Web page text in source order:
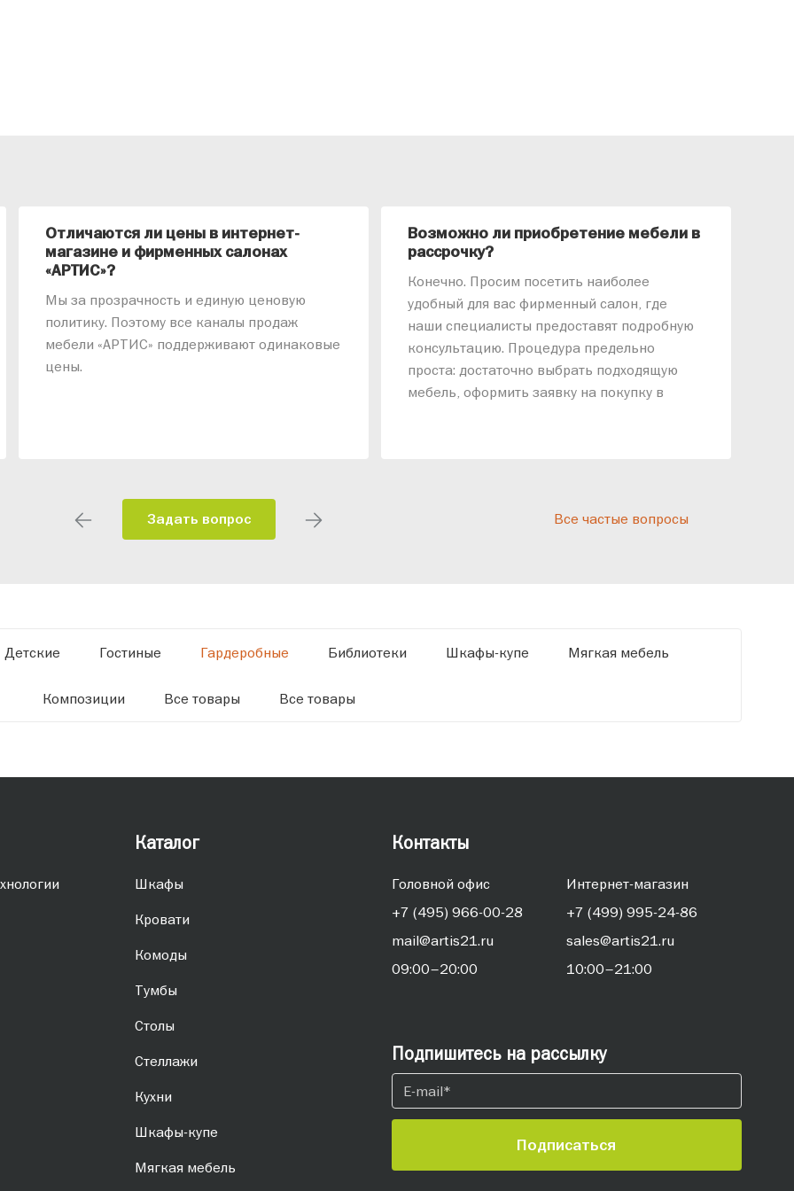
Отличаются ли цены в интернет-
магазине и фирменных салонах
«АРТИС»?
Мы за прозрачность и единую ценовую
политику. Поэтому все каналы продаж
мебели «АРТИС» поддерживают одинаковые
цены.
Возможно ли приобретение мебели в
рассрочку?
Конечно. Просим посетить наиболее
удобный для вас фирменный салон, где
наши специалисты предоставят подробную
консультацию. Процедура предельно
проста: достаточно выбрать подходящую
мебель, оформить заявку на покупку в
Задать вопрос Все частые вопросы
Детские Гостиные Гардеробные Библиотеки Шкафы-купе Мягкая мебель
Композиции Все товары Все товары
Каталог
Шкафы
Кровати
Комоды
Тумбы
Столы
Стеллажи
Кухни
Шкафы-купе
Мягкая мебель
Контакты
Головной офис
+7 (495) 966-00-28
mail@artis21.ru
09:00–20:00
Интернет-магазин
+7 (499) 995-24-86
sales@artis21.ru
10:00–21:00
Подпишитесь на рассылку
Подписаться